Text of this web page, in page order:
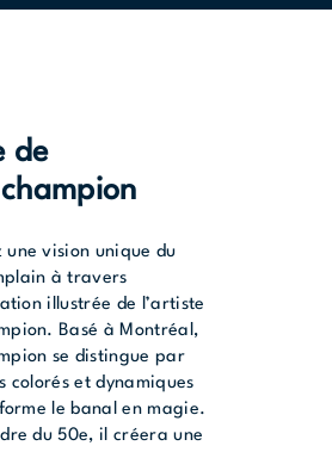
de
une vision unique du
à travers
illustrée de l’artiste
Basé à Montréal,
se distingue par
colorés et dynamiques
le banal en magie.
du 50e, il créera une